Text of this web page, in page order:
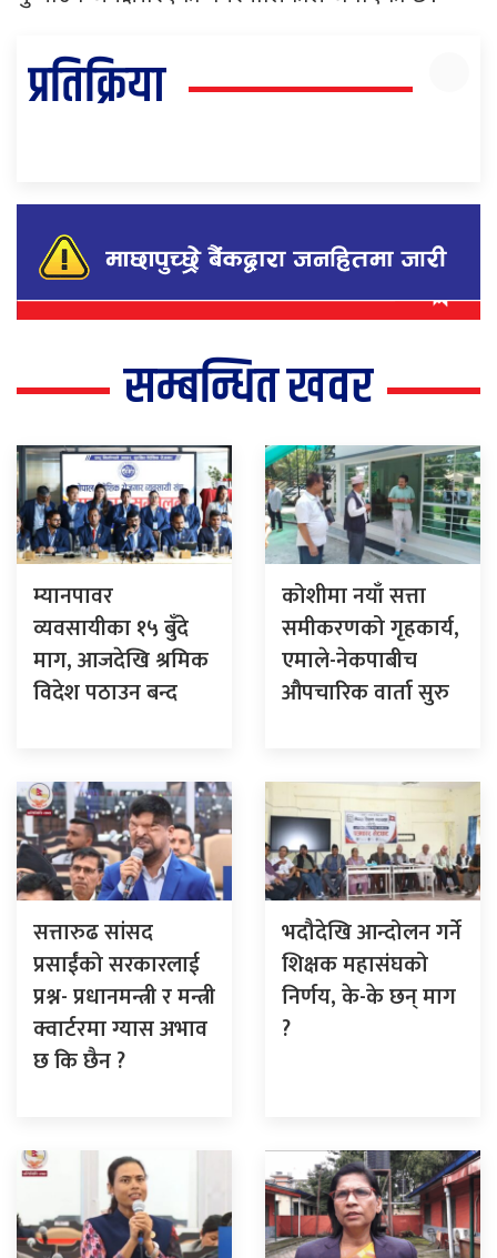
प्रतिक्रिया
सम्बन्धित खवर
म्यानपावर
व्यवसायीका १५ बुँदे
माग, आजदेखि श्रमिक
विदेश पठाउन बन्द
कोशीमा नयाँ सत्ता
समीकरणको गृहकार्य,
एमाले-नेकपाबीच
औपचारिक वार्ता सुरु
सत्तारुढ सांसद
प्रसाईंको सरकारलाई
प्रश्न- प्रधानमन्त्री र मन्त्री
क्वार्टरमा ग्यास अभाव
छ कि छैन ?
भदौदेखि आन्दोलन गर्ने
शिक्षक महासंघको
निर्णय, के-के छन् माग
?